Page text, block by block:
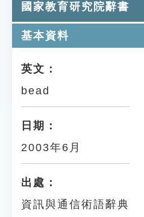
國家教育研究院辭書
基本資料
英文：
bead
日期：
2003年6月
出處：
資訊與通信術語辭典